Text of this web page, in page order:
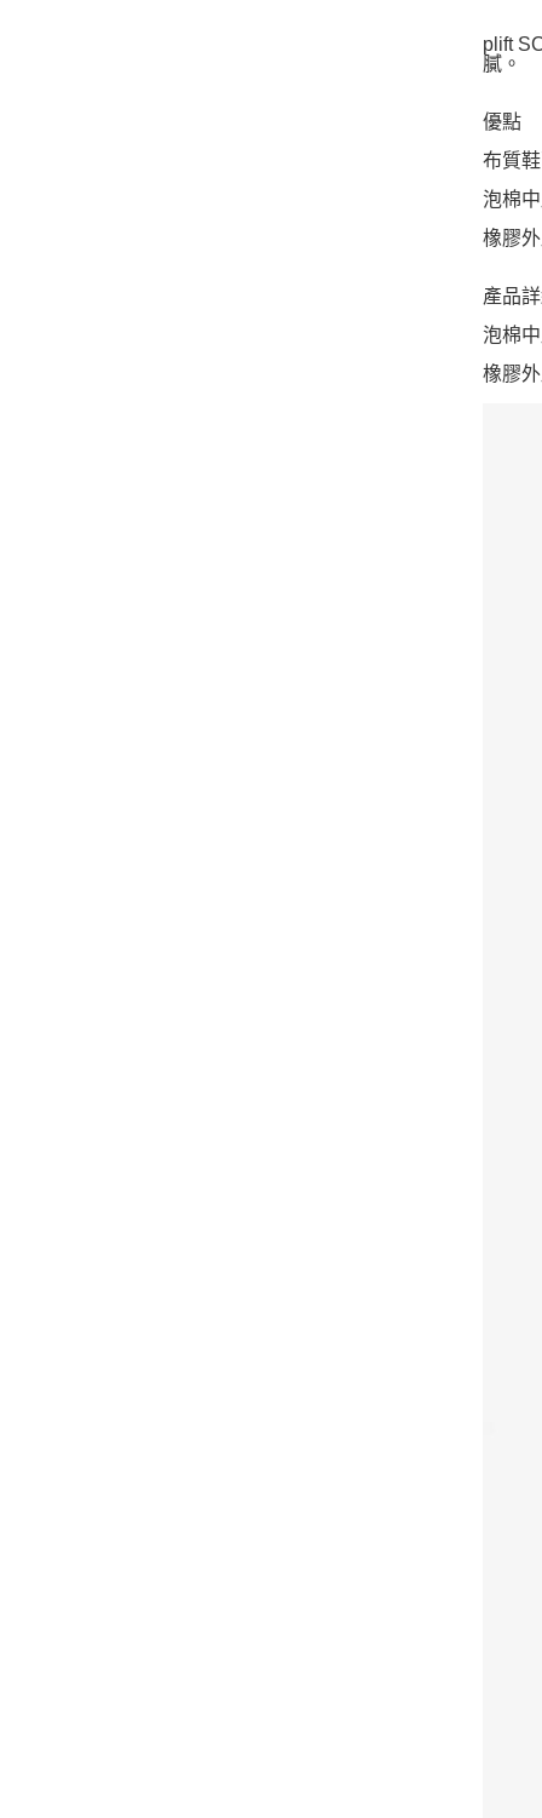
plift
膩。
優點
布質
泡棉
橡膠
產品
泡棉
橡膠